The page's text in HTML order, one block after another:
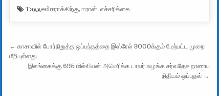
Taggedஈராக்கிற்கு,ஈரான்,எச்சரிக்கை
Post navigation
← காசாவில் போர்நிறுத்த ஒப்பந்தத்தை இஸ்ரேல் 3000க்கும் மேற்பட்ட முறை
மீறியுள்ளது
இலங்கைக்கு 695 மில்லியன் அமெரிக்க டாலர் வழங்க சர்வதேச நாணய
நிதியம் ஒப்புதல் →